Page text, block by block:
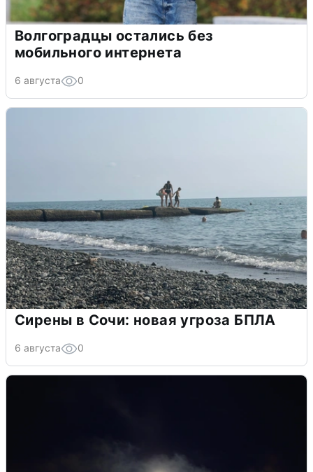
Волгоградцы остались без
мобильного интернета
6 августа 0
Сирены в Сочи: новая угроза БПЛА
6 августа 0